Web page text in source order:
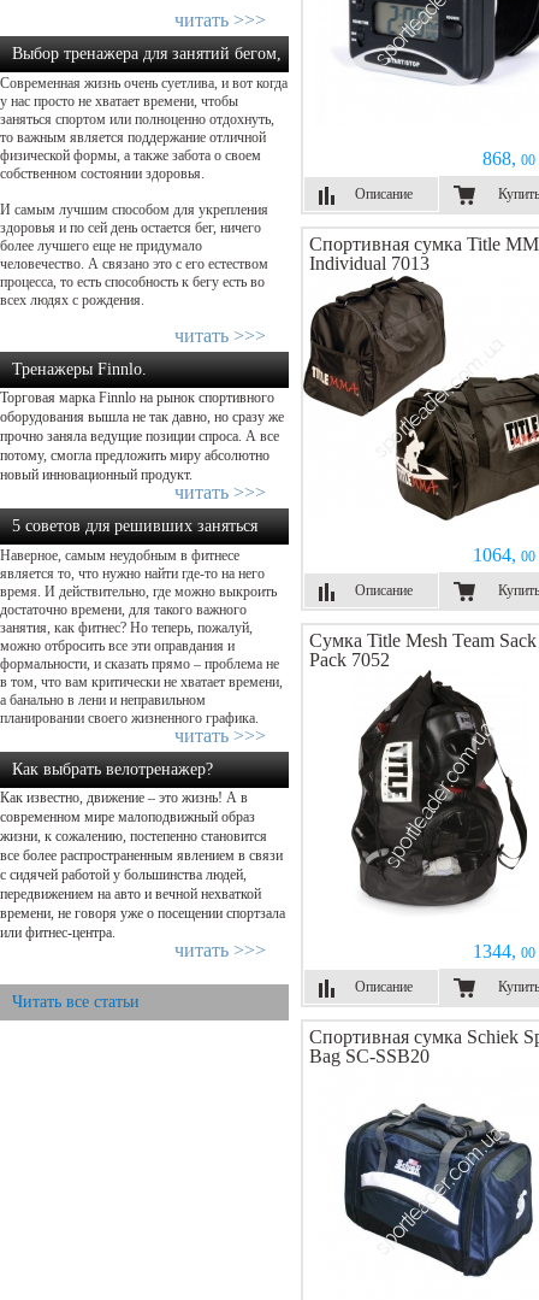
читать >>>
Выбор тренажера для занятий бегом,
как осуществить прав...
Современная жизнь очень суетлива, и вот когда
у нас просто не хватает времени, чтобы
заняться спортом или полноценно отдохнуть,
то важным является поддержание отличной
физической формы, а также забота о своем
собственном состоянии здоровья.
И самым лучшим способом для укрепления
здоровья и по сей день остается бег, ничего
более лучшего еще не придумало
человечество. А связано это с его естеством
процесса, то есть способность к бегу есть во
всех людях с рождения.
читать >>>
Тренажеры Finnlo.
Добро пожаловать домой – начнем ...
Торговая марка Finnlo на рынок спортивного
оборудования вышла не так давно, но сразу же
прочно заняла ведущие позиции спроса. А все
потому, смогла предложить миру абсолютно
новый инновационный продукт.
читать >>>
5 советов для решивших заняться
фитнесом...
Наверное, самым неудобным в фитнесе
является то, что нужно найти где-то на него
время. И действительно, где можно выкроить
достаточно времени, для такого важного
занятия, как фитнес? Но теперь, пожалуй,
можно отбросить все эти оправдания и
формальности, и сказать прямо – проблема не
в том, что вам критически не хватает времени,
а банально в лени и неправильном
планировании своего жизненного графика.
читать >>>
Как выбрать велотренажер?
Как известно, движение – это жизнь! А в
современном мире малоподвижный образ
жизни, к сожалению, постепенно становится
все более распространенным явлением в связи
с сидячей работой у большинства людей,
передвижением на авто и вечной нехваткой
времени, не говоря уже о посещении спортзала
или фитнес-центра.
читать >>>
Читать все статьи
868, 00
Описание
Купить
Спортивная сумка Title
Individual 7013
1064, 00
Описание
Купить
Сумка Title Mesh Team Sack
Pack 7052
1344, 00
Описание
Купить
Спортивная сумка Schiek
Bag SC-SSB20